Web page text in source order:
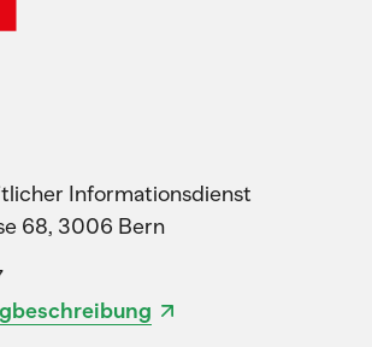
Informationsdienst
68, 3006 Bern